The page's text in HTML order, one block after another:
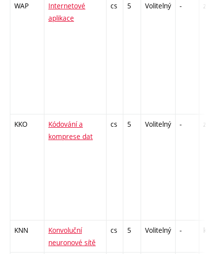
WAP
Internetové
aplikace
cs 5 Volitelný - zá,zk
KKO
Kódování a
komprese dat
cs 5 Volitelný - zá,zk
KNN
Konvoluční
neuronové sítě
cs 5 Volitelný - kl